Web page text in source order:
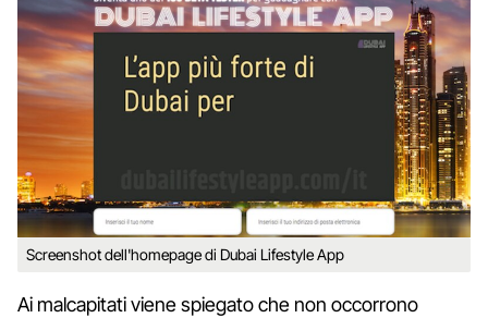
Screenshot dell'homepage di Dubai Lifestyle App
Ai malcapitati viene spiegato che non occorrono